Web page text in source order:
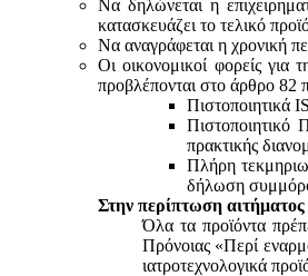
Να δηλώνεται η
κατασκευάζει το τελικό
Να αναγράφεται η χρονική
Οι οικονομικοί φορείς
προβλέπονται στο άρθρο 82
Πιστοποιητικά
πρακτικής
Πλήρη
δήλωση
Στην περίπτωση
Όλα τα προϊόντα
Πρόνοιας «Περί
ιατροτεχνολογικά